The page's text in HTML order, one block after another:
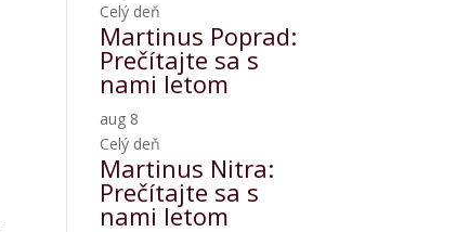
Celý deň
Martinus Poprad:
Prečítajte sa s
nami letom
aug 8
Celý deň
Martinus Nitra:
Prečítajte sa s
nami letom